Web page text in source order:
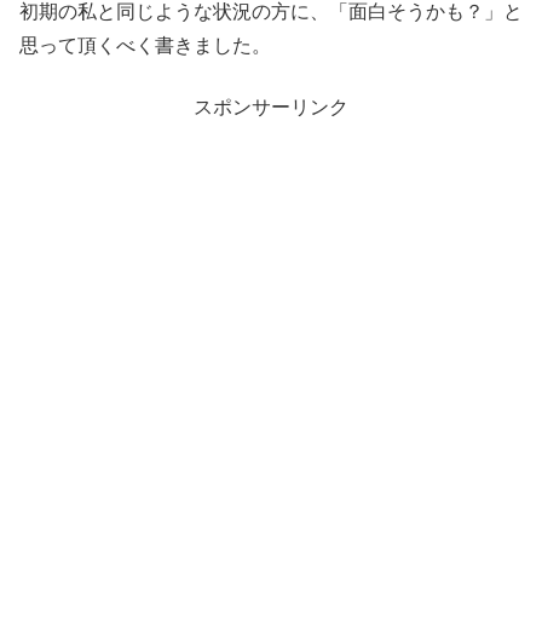
初期の私と同じような状況の方に、「面白そうかも？」と
思って頂くべく書きました。
スポンサーリンク